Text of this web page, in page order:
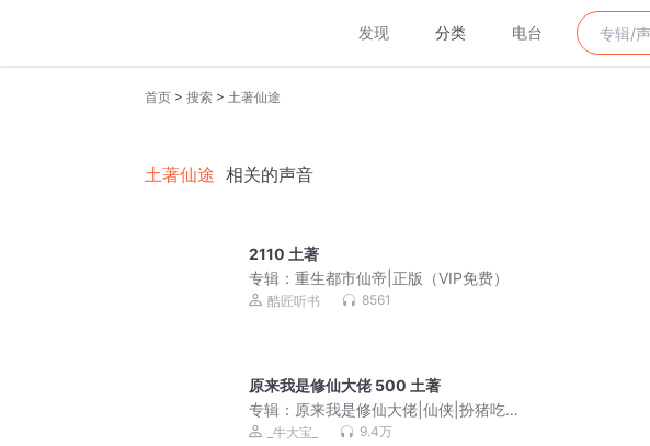
发现 分类 电台
首页 > 搜索 > 土著仙途
土著仙途 相关的声音
2110 土著
专辑： 重生都市仙帝|正版（VIP免费）
酷匠听书 8561
原来我是修仙大佬 500 土著
专辑： 原来我是修仙大佬|仙侠|扮猪吃
虎|多人有声剧
_牛大宝_ 9.4万